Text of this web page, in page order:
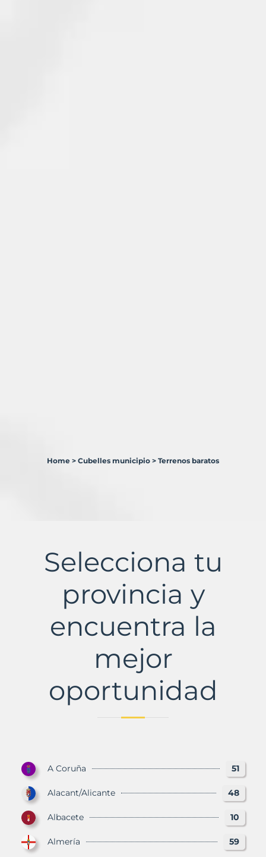
Murbalands
Home > Cubelles municipio > Terrenos baratos
Selecciona tu
provincia y
encuentra la
mejor
oportunidad
A Coruña 51
Alacant/Alicante 48
Albacete 10
Almería 59